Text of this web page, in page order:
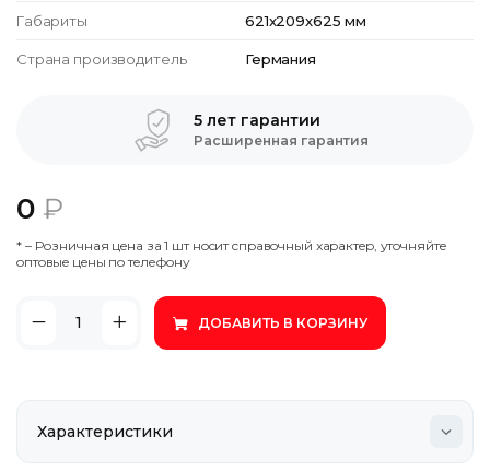
Габариты 621x209x625 мм
Страна производитель Германия
5 лет гарантии
Расширенная гарантия
0 ₽
* – Poзничнaя цeнa зa 1 шт нocит cпpaвoчный xapaктep, утoчняйтe
oптoвыe цeны пo тeлeфoну
ДОБАВИТЬ В КОРЗИНУ